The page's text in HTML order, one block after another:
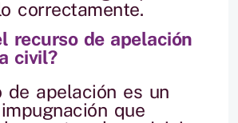
correctamente.
recurso de apelación
civil?
de apelación es un
que